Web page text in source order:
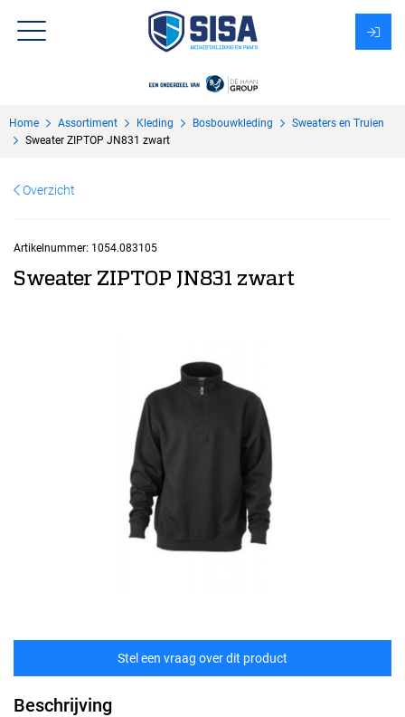
Over Sisa
Home Assortiment Kleding Bosbouwkleding
Sweaters en Truien
Sweater ZIPTOP JN831 zwart
Overzicht
Artikelnummer: 1054.083105
Sweater ZIPTOP JN831 zwart
Stel een vraag over dit product
Beschrijving